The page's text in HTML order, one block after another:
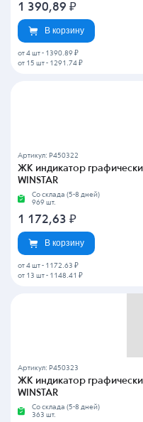
1 390,89 ₽
В корзину
от 4 шт - 1390.89 ₽
от 15 шт - 1291.74 ₽
Артикул: P450322
ЖК индикатор
WINSTAR
Со склада (5-8 дней)
969 шт.
1 172,63 ₽
В корзину
от 4 шт - 1172.63 ₽
от 13 шт - 1148.41 ₽
Артикул: P450323
ЖК индикатор
WINSTAR
Со склада (5-8 дней)
363 шт.